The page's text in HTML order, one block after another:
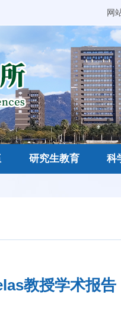
网
研究生教育 科
教授学术报告